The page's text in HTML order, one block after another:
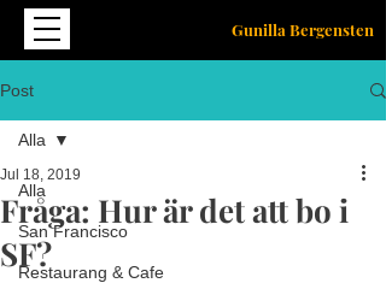
Gunilla Bergensten
Post
Alla
San Francisco
Restaurang & Cafe
Alla
Fråga: Hur är det att bo i
SF?
Jul 18, 2019